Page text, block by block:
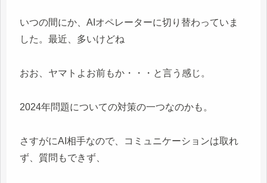
いつの間にか、AIオペレーターに切り替わっていま
した。最近、多いけどね
おお、ヤマトよお前もか・・・と言う感じ。
2024年問題についての対策の一つなのかも。
さすがにAI相手なので、コミュニケーションは取れ
ず、質問もできず、